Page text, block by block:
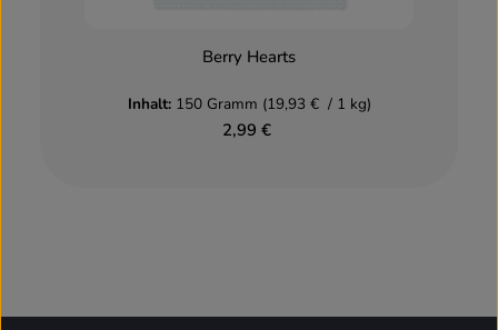
Berry Hearts
Inhalt: 150 Gramm (19,93 € / 1 kg)
2,99 €